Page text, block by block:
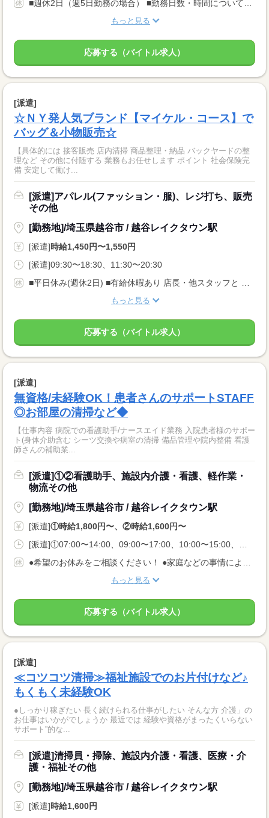
もっと見る
応募する（バイトル求人）
[派遣]
☆ＮＹ発人気ブランド【マイケル・コース】で
バッグ＆小物販売☆
【具体的には 接客販売 店内清掃 商品整理・納品 バックヤードの整
理など その他に付随する 業務もお任せします ポイント 社会保険完
備 安定して働け...
[派遣]アパレル(ファッション・服)、レジ打ち、販売
その他
[勤務地]/埼玉県越谷市 / 越谷レイクタウン駅
[派遣]時給1,450円〜1,550円
[派遣]09:30〜18:30、11:30〜20:30
もっと見る
応募する（バイトル求人）
[派遣]
無資格/未経験OK！患者さんのサポートSTAFF
◎お部屋の清掃など◆
【仕事内容 病院での看護助手/ナースエイド業務 入院患者様のサポー
ト(身体介助含む シーツ交換や病室の清掃 備品管理や院内整備 看護
師さんの補助業...
[派遣]①②看護助手、施設内介護・看護、軽作業・
物流その他
[勤務地]/埼玉県越谷市 / 越谷レイクタウン駅
[派遣]①時給1,800円〜、②時給1,600円〜
もっと見る
応募する（バイトル求人）
[派遣]
≪コツコツ清掃≫福祉施設でのお片付けなど♪
もくもく未経験OK
●しっかり稼ぎたい 長く続けられる仕事がしたい そんな方 介護」の
お仕事はいかがでしょうか 最近では 経験や資格がまったくいらない
サポート”的な...
[派遣]清掃員・掃除、施設内介護・看護、医療・介
護・福祉その他
[勤務地]/埼玉県越谷市 / 越谷レイクタウン駅
[派遣]時給1,600円